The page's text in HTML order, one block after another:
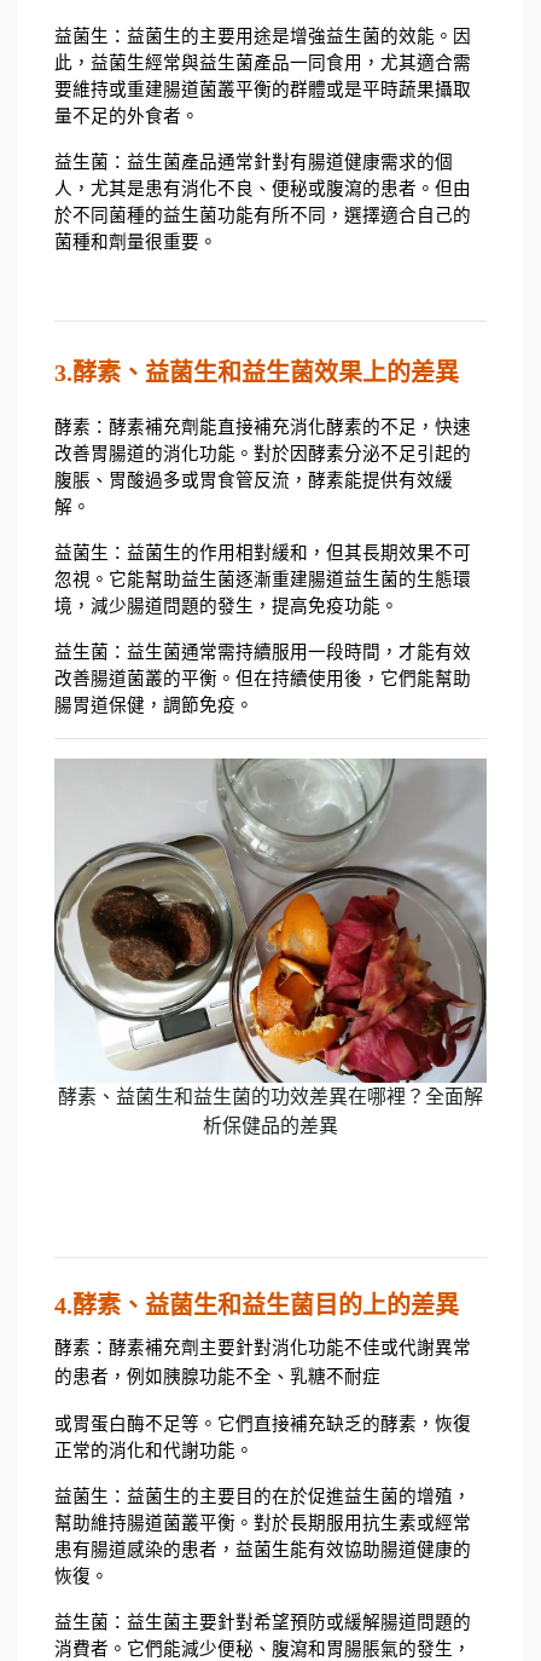
益菌生：益菌生的主要用途是增強益生菌的效能。因
此，益菌生經常與益生菌產品一同食用，尤其適合需
要維持或重建腸道菌叢平衡的群體或是平時蔬果攝取
量不足的外食者。
益生菌：益生菌產品通常針對有腸道健康需求的個
人，尤其是患有消化不良、便秘或腹瀉的患者。但由
於不同菌種的益生菌功能有所不同，選擇適合自己的
菌種和劑量很重要。
3.酵素、益菌生和益生菌效果上的差異
酵素：酵素補充劑能直接補充消化酵素的不足，快速
改善胃腸道的消化功能。對於因酵素分泌不足引起的
腹脹、胃酸過多或胃食管反流，酵素能提供有效緩
解。
益菌生：益菌生的作用相對緩和，但其長期效果不可
忽視。它能幫助益生菌逐漸重建腸道益生菌的生態環
境，減少腸道問題的發生，提高免疫功能。
益生菌：益生菌通常需持續服用一段時間，才能有效
改善腸道菌叢的平衡。但在持續使用後，它們能幫助
腸胃道保健，調節免疫。
酵素、益菌生和益生菌的功效差異在哪裡？全面解
析保健品的差異
4.酵素、益菌生和益生菌目的上的差異
酵素：酵素補充劑主要針對消化功能不佳或代謝異常
的患者，例如胰腺功能不全、乳糖不耐症
或胃蛋白酶不足等。它們直接補充缺乏的酵素，恢復
正常的消化和代謝功能。
益菌生：益菌生的主要目的在於促進益生菌的增殖，
幫助維持腸道菌叢平衡。對於長期服用抗生素或經常
患有腸道感染的患者，益菌生能有效協助腸道健康的
恢復。
益生菌：益生菌主要針對希望預防或緩解腸道問題的
消費者。它們能減少便秘、腹瀉和胃腸脹氣的發生，